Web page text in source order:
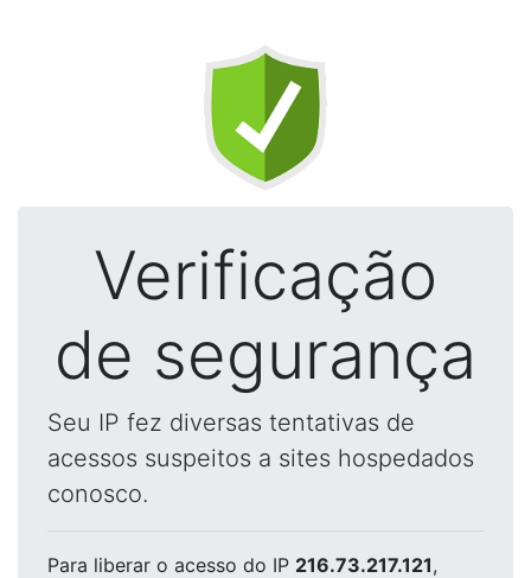
Verificação
de segurança
Seu IP fez diversas tentativas de
acessos suspeitos a sites hospedados
conosco.
Para liberar o acesso do IP 216.73.217.121,